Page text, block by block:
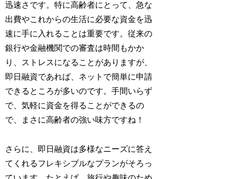
迅速さです。特に高齢者にとって、急な
出費やこれからの生活に必要な資金を迅
速に手に入れることは重要です。従来の
銀行や金融機関での審査は時間もかか
り、ストレスになることがありますが、
即日融資であれば、ネットで簡単に申請
できるところが多いのです。手間いらず
で、気軽に資金を得ることができるの
で、まさに高齢者の強い味方ですね！
さらに、即日融資は多様なニーズに答え
てくれるフレキシブルなプランがそろっ